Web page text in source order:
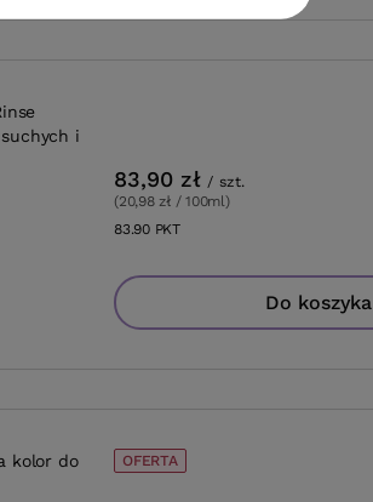
i
83,90 zł / szt.
(20,98 zł / 100ml)
83.90PKTpunktów
Do koszyka
kolor do
OFERTA